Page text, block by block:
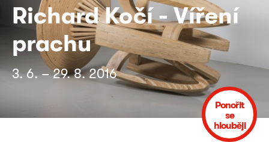
Richard Kočí - Víření
prachu
3. 6. – 29. 8. 2016
Ponořit
se
hlouběji